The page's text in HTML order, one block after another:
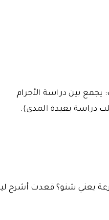
يجمع بين دراسة الأجرام
دراسة بعيدة المدى).
يعني شنو؟ قعدت أشرح